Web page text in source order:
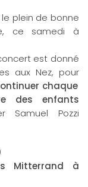
plein de bonne
ce samedi à
est donné
aux Nez, pour
chaque
des enfants
Samuel Pozzi
Mitterrand à